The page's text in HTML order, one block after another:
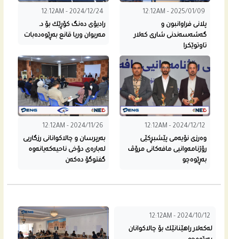
12:12AM - 2025/01/09
پلانى فراوانبون و
گه‌شه‌سه‌ندنى شاری كه‌لار
تاوتوێكرا
12:12AM - 2024/12/24
رادیۆی ده‌نگ كۆڕێك بۆ د.
مه‌ریوان وریا قانع به‌ڕێوه‌ده‌بات
12:12AM - 2024/12/12
وه‌رزی نۆیه‌مى پێشبڕكێی
رۆژنامه‌وانیی مافه‌كانى مرۆڤ
به‌ڕێوه‌چو
12:12AM - 2024/11/26
به‌رپرسان و چالاكوانانى رزگاریی
له‌باره‌ى دۆخی ناحیه‌كه‌یانه‌وه‌
گفتوگۆ ده‌كه‌ن
12:12AM - 2024/10/12
له‌كه‌لار راهێنانێك بۆ چالاكوانان